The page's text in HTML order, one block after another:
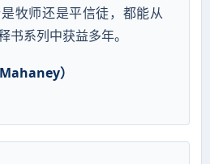
牧师还是平信徒，都能从
书系列中获益多年。
）